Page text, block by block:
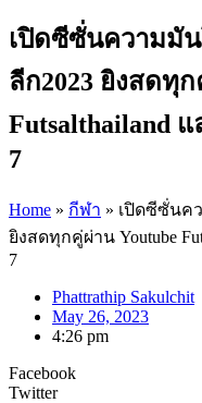
เปิดซีซั่นความมั
ลีก2023 ยิงสดทุก
Futsalthailand
7
Home » กีฬา » เปิดซีซั่นค
ยิงสดทุกคู่ผ่าน Youtube
7
Phattrathip Sakulchit
May 26, 2023
4:26 pm
Facebook
Twitter